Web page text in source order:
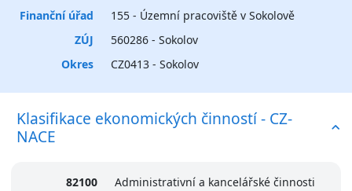
Finanční úřad
155 - Územní pracoviště v Sokolově
ZÚJ
560286 - Sokolov
Okres
CZ0413 - Sokolov
Klasifikace ekonomických činností - CZ-
NACE
82100 Administrativní a kancelářské činnosti